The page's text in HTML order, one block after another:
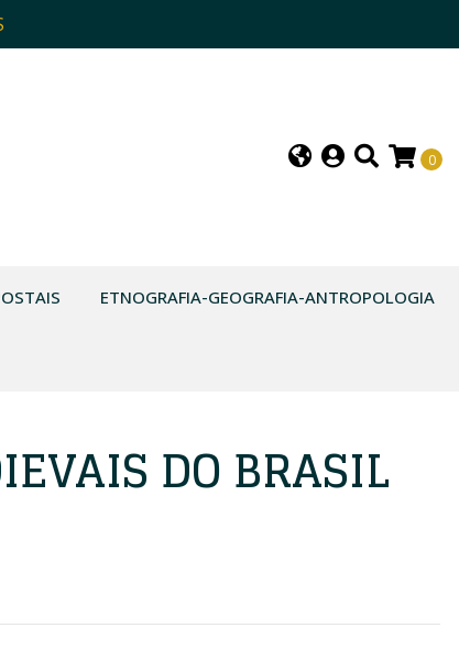
0
ETNOGRAFIA-GEOGRAFIA-ANTROPOLOGIA
DO BRASIL